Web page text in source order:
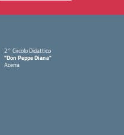
2° Circolo Didattico
"Don Peppe Diana"
Acerra